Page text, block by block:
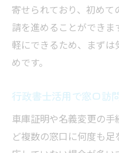
寄せられており、初めて
請を進めることができ
軽にできるため、まず
めです。
行政書士活用で窓口訪
車庫証明や名義変更の
ど複数の窓口に何度も